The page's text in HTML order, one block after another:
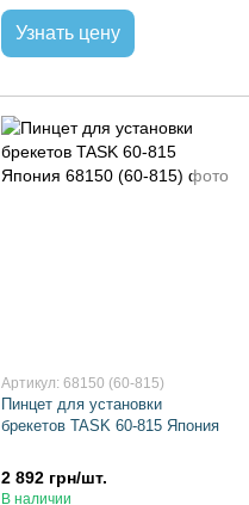
Узнать цену
Артикул: 68150 (60-815)
Пинцет для установки
брекетов TASK 60-815 Япония
2 892 грн/шт.
В наличии